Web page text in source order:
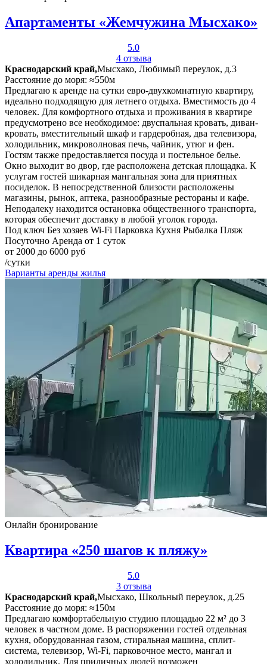
Апартаменты «Жемчужина Мысхако»
5.0
4 отзыва
Краснодарский край,Мысхако, Любимый переулок, д.3
Расстояние до моря: ≈550м
Предлагаю к аренде на сутки евро-двухкомнатную квартиру,
идеально подходящую для летнего отдыха. Вместимость до 4
человек. Для комфортного отдыха и проживания в квартире
предусмотрено все необходимое: двуспальная кровать, диван-
кровать, вместительный шкаф и гардеробная, два телевизора,
холодильник, микроволновая печь, чайник, утюг и фен.
Гостям также предоставляется посуда и постельное белье.
Окно выходит во двор, где расположена детская площадка. К
услугам гостей шикарная мангальная зона для приятных
посиделок. В непосредственной близости расположены
магазины, рынок, аптека, разнообразные рестораны и кафе.
Неподалеку находится остановка общественного транспорта,
которая обеспечит доставку в любой уголок города.
Под ключ Без хозяев Wi-Fi Парковка Кухня Рыбалка Пляж
Посуточно Аренда от 1 суток
от 2000 до 6000 руб
/сутки
Варианты аренды жилья
Онлайн бронирование
Квартира «250 шагов к пляжу»
5.0
3 отзыва
Краснодарский край,Мысхако, Школьный переулок, д.25
Расстояние до моря: ≈150м
Предлагаю комфортабельную студию площадью 22 м² до 3
человек в частном доме. В распоряжении гостей отдельная
кухня, оборудованная газом, стиральная машина, сплит-
система, телевизор, Wi-Fi, парковочное место, мангал и
холодильник. Для приличных людей возможен